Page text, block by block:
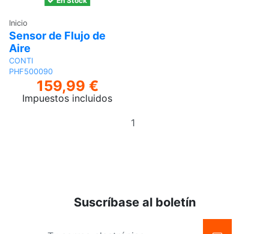
Inicio
Sensor de Flujo de
Aire
CONTI
PHF500090
159,99 €
Impuestos incluidos
Suscríbase al boletín